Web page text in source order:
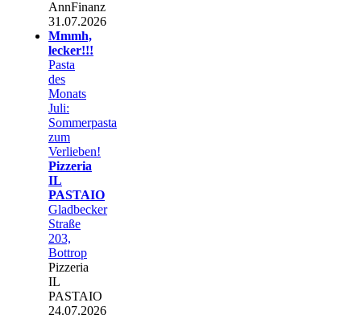
AnnFinanz
31.07.2026
Mmmh,
lecker!!!
Pasta
des
Monats
Juli:
Sommerpasta
zum
Verlieben!
Pizzeria
IL
PASTAIO
Gladbecker
Straße
203,
Bottrop
Pizzeria
IL
PASTAIO
24.07.2026